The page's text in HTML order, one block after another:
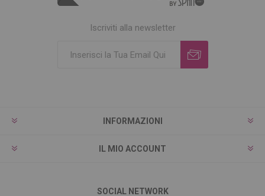
Iscriviti alla newsletter
INFORMAZIONI
IL MIO ACCOUNT
SOCIAL NETWORK